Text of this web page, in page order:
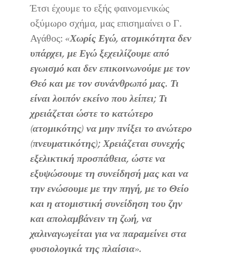
Έτσι έχουμε το εξής φαινομενικώς
οξύμωρο σχήμα, μας επισημαίνει ο Γ.
Αγάθος: «Χωρίς Εγώ, ατομικότητα δεν
υπάρχει, με Εγώ ξεχειλίζουμε από
εγωισμό και δεν επικοινωνούμε με τον
Θεό και με τον συνάνθρωπό μας. Τι
είναι λοιπόν εκείνο που λείπει; Τι
χρειάζεται ώστε το κατώτερο
(ατομικότης) να μην πνίξει το ανώτερο
(πνευματικότης); Χρειάζεται συνεχής
εξελικτική προσπάθεια, ώστε να
εξυψώσουμε τη συνείδησή μας και να
την ενώσουμε με την πηγή, με το Θείο
και η ατομιστική συνείδηση του ζην
και απολαμβάνειν τη ζωή, να
χαλιναγωγείται για να παραμείνει στα
φυσιολογικά της πλαίσια».